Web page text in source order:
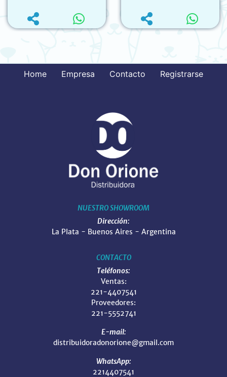
Home Empresa Contacto Registrarse
NUESTRO SHOWROOM
Dirección:
La Plata - Buenos Aires - Argentina
CONTACTO
Teléfonos:
Ventas:
221-4407541
Proveedores:
221-5552741
E-mail:
distribuidoradonorione@gmail.com
WhatsApp:
2214407541